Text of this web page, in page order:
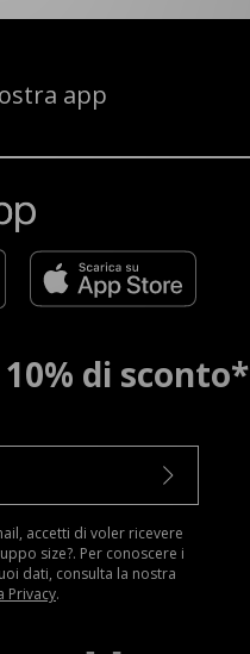
app
10% di sconto*
accetti di voler ricevere
size?. Per conoscere i
dati, consulta la nostra
Privacy.